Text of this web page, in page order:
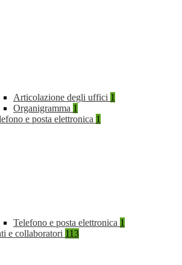
Articolazione degli uffici 1
Organigramma 1
e posta elettronica 1
Telefono e posta elettronica 1
e collaboratori 113